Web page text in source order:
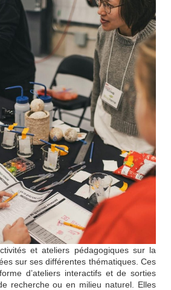
et ateliers pédagogiques sur la
sur ses différentes thématiques. Ces
d’ateliers interactifs et de sorties
recherche ou en milieu naturel. Elles